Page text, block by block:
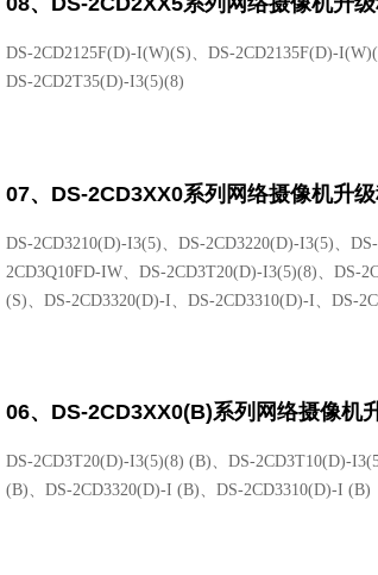
DS-2CD2125F(D)-I(W)(S)、DS-2CD2135F(D)-
DS-2CD2T35(D)-I3(5)(8)
07、DS-2CD3XX0系列网络摄像机升
DS-2CD3210(D)-I3(5)、DS-2CD3220(D)-I3(5)、
2CD3Q10FD-IW、DS-2CD3T20(D)-I3(5)(8)、DS-
(S)、DS-2CD3320(D)-I、DS-2CD3310(D)-I、DS-
06、DS-2CD3XX0(B)系列网络摄像机
DS-2CD3T20(D)-I3(5)(8) (B)、DS-2CD3T10(D)-
(B)、DS-2CD3320(D)-I (B)、DS-2CD3310(D)-I (B)